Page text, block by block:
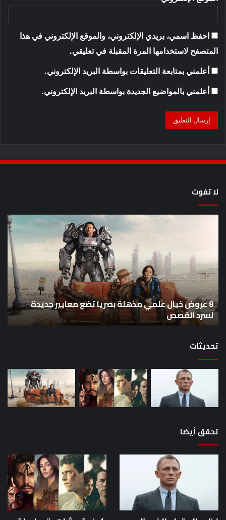
احفظ اسمي، بريدي الإلكتروني، والموقع الإلكتروني في هذا
المتصفح لاستخدامها المرة المقبلة في تعليقي.
أعلمني بمتابعة التعليقات بواسطة البريد الإلكتروني.
أعلمني بالمواضيع الجديدة بواسطة البريد الإلكتروني.
لا تفوت
مذهلة
بصريًا
معايير
جديدة
لسرد
القصص
8 عروض خيال علمي مذهلة بصريًا تضع معايير جديدة
لسرد القصص
تحديثات
تحقق أيضا